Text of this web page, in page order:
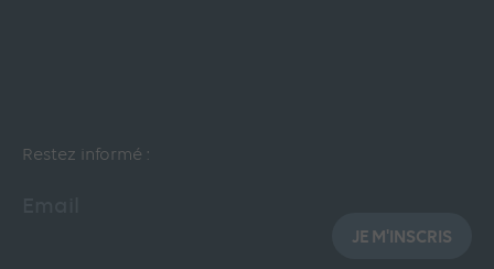
Restez informé :
JE M'INSCRIS